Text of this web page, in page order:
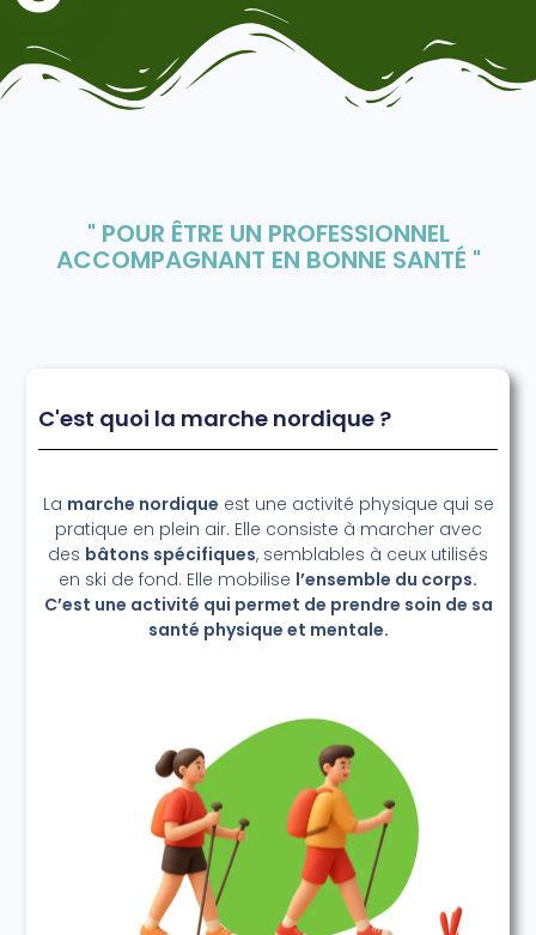
" POUR ÊTRE UN PROFESSIONNEL
ACCOMPAGNANT EN BONNE SANTÉ "
C'est quoi la marche nordique ?
La marche nordique est une activité physique qui se
pratique en plein air. Elle consiste à marcher avec
des bâtons spécifiques, semblables à ceux utilisés
en ski de fond. Elle mobilise l’ensemble du corps.
C’est une activité qui permet de prendre soin de sa
santé physique et mentale.